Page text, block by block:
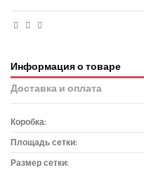
Информация о товаре
Доставка и оплата
Коробка:
Площадь сетки:
Размер сетки: